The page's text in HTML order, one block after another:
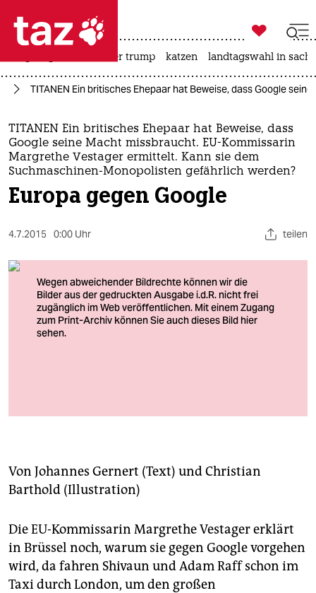
 taz zahl ich
taz zahl ich
themen
politik
öko
kultur
sport
berlin
verlag
veranstaltungen
shop
fragen & hilfe
unterstützen
abo

taz zahl ich
usa unter trump katzen landtagswahl in
TITANEN Ein britisches Ehepaar hat Beweise, dass Google
TITANEN Ein britisches Ehepaar hat Beweise, dass
Google seine Macht missbraucht. EU-Kommissarin
Margrethe Vestager ermittelt. Kann sie dem
Suchmaschinen-Monopolisten gefährlich werden?
Europa gegen Google
4.7.2015 0:00 Uhr teilen
Von Johannes Gernert (Text) undChristian
Barthold (Illustration)
Die EU-Kommissarin Margrethe Vestager erklärt
in Brüssel noch, warum sie gegen Google vorgehen
wird, da fahren Shivaun und Adam Raff schon im
Taxi durch London, um den großen